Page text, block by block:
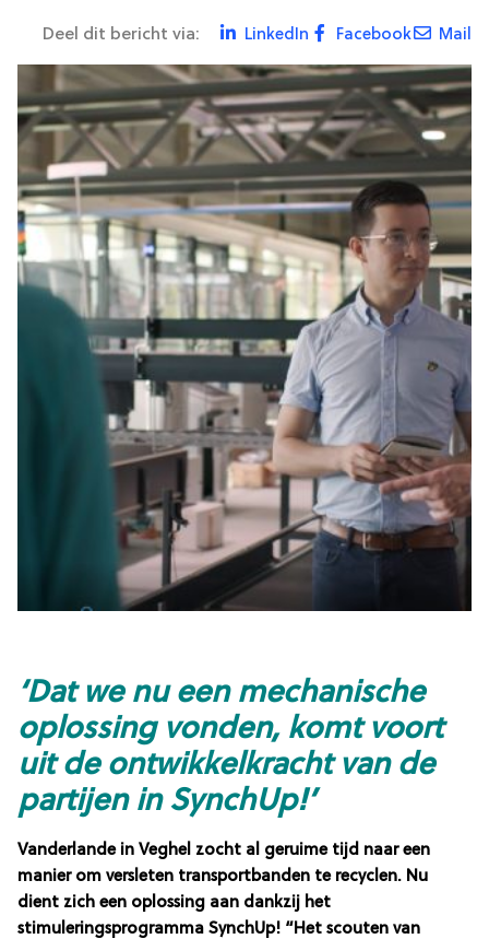
Deel dit bericht via: LinkedIn Facebook Mail
‘Dat we nu een mechanische
oplossing vonden, komt voort
uit de ontwikkelkracht van de
partijen in SynchUp!’
Vanderlande in Veghel zocht al geruime tijd naar een
manier om versleten transportbanden te recyclen. Nu
dient zich een oplossing aan dankzij het
stimuleringsprogramma SynchUp! “Het scouten van